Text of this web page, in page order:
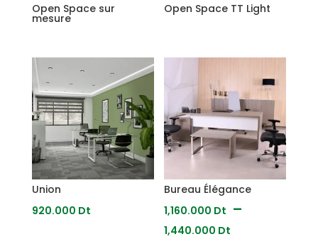
Open Space sur
mesure
Open Space TT Light
Union
920.000 Dt
Bureau Élégance
1,160.000 Dt –
1,440.000 Dt